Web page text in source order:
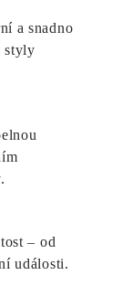
a snadno
styly
– od
události.